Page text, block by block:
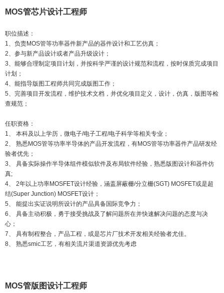
MOS管芯片设计工程师
职位描述：
1、负责MOS管等功率器件新产品的器件设计和工艺仿真；
2、参与新产品设计或者产品升级设计；
3、能够合理制定项目计划，并按科学严谨的设计规范和流程，按时保质完成项目
计划；
4、能指导版图工程师共同完成版图工作；
5、完善项目开发流程，维护技术文档，并优化项目定义，设计，仿真，版图等检
查规范；
任职资格：
1、 本科及以上学历，微电子/电子工程/电子科学等相关专业；
2、 熟悉MOS管等功率半导体的产品开发流程，有MOS管等功率器件产品研发经
验者优先；
3、 具备实际操作半导体组件模似软件及布局软件经验，熟悉版图设计和器件仿
真;
4、 2年以上功率MOSFET设计经验，涵盖屏蔽栅/分立栅(SGT) MOSFET或是超
结(Super Junction) MOSFET设计；
5、 能提出实证说明所设计的产品具备国际竞争力；
6、 具备主动积极，勇于接受挑战及了解问题所在并快速解决问题的态度与决
心；
7、 具有制程整合，产品工程，或是芯片厂技术开发相关经验者尤佳。
8、 熟悉smic工艺，有相关流片渠道资源优先考虑
MOS管版图设计工程师